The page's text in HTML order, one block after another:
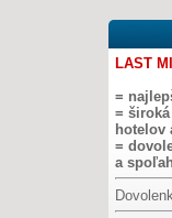
LAST
=
=
hotelov
=
a